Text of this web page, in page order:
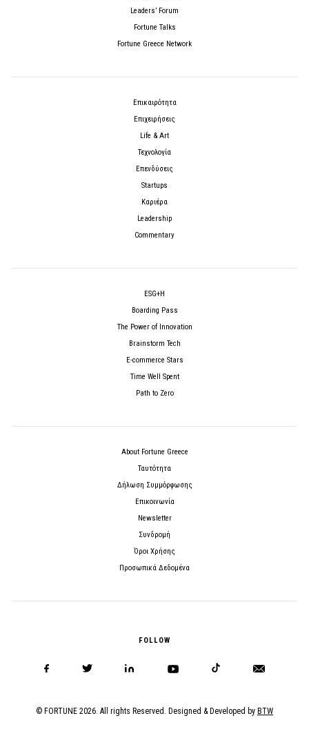
Leaders’ Forum
Fortune Talks
Fortune Greece Network
Επικαιρότητα
Επιχειρήσεις
Life & Art
Τεχνολογία
Επενδύσεις
Startups
Καριέρα
Leadership
Commentary
ESG+H
Boarding Pass
The Power of Innovation
Brainstorm Tech
E-commerce Stars
Time Well Spent
Path to Zero
About Fortune Greece
Ταυτότητα
Δήλωση Συμμόρφωσης
Επικοινωνία
Newsletter
Συνδρομή
Όροι Χρήσης
Προσωπικά Δεδομένα
FOLLOW
© FORTUNE 2026. All rights Reserved. Designed & Developed by BTW